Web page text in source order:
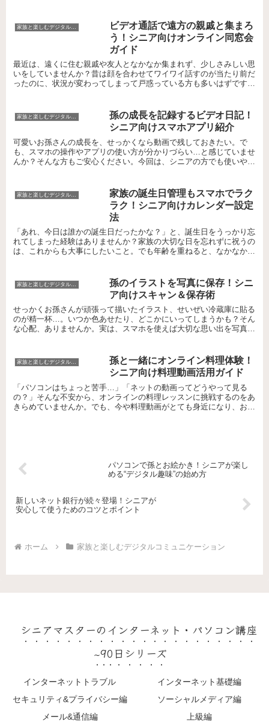
家族と楽しむデジタルコミュニケーション
ビデオ通話で遠方の親戚と集まろ
う！シニア向けオンライン同窓会
ガイド
最近は、遠くに住む親戚や友人となかなか集まれず、少しさみしい思
いをしていませんか？昔は顔を合わせてワイワイ話すのが当たり前だ
ったのに、状況が変わってしまって戸惑っている方も多いはずです。
家族と楽しむデジタルコミュニケーション
孫の成長を記録するビデオ日記！
シニア向けスマホアプリ紹介
可愛いお孫さんの成長を、せっかくなら動画で残しておきたい。で
も、スマホの操作やアプリの使い方が分かりづらい…と感じていませ
んか？そんな方もご安心ください。今回は、シニアの方でも使いやす
家族の誕生日管理もスマホでラク
ラク！シニア向けカレンダー設定
法
「あれ、今日は誰かの誕生日だったかな？」と、誕生日をうっかり忘
れてしまった経験はありませんか？家族の大切な日を忘れずに祝うの
は、これからも大事にしたいこと。でも年齢を重ねると、なかなか覚
家族と楽しむデジタルコミュニケーション
孫のイラストを写真に保存！シニ
ア向けスキャン＆保存術
せっかくお孫さんが頑張って描いたイラスト、せいぜい冷蔵庫に貼る
のが精一杯…。いつか色あせたり、どこかにいってしまうかも？そん
な心配、ありませんか。実は、スマホを使えば大切な思い出を写真で
家族と楽しむデジタルコミュニケーション
孫と一緒にオンライン料理体験！
シニア向け料理動画活用ガイド
「パソコンはちょっと苦手…」「ネットの動画ってどうやって見る
の？」そんな不安から、オンラインの料理レッスンに挑戦するのをあ
きらめていませんか。でも、今や料理動画がとても身近になり、お孫
パソコンで孫とお絵かき！シニアが楽し
める“デジタル趣味”の始め方
新しいネット銀行が続々登場！シニアが
安心して使うためのコツとポイント
ホーム 家族と楽しむデジタルコミュニケーション
シニアマスターのインターネット・パソコン講座
~90日シリーズ
インターネットトラブル
インターネット基礎編
セキュリティ&プライバシー編
ソーシャルメディア編
メール&通信編
上級編